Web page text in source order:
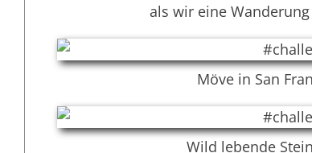
als wir eine
Möve in San
Wild lebende